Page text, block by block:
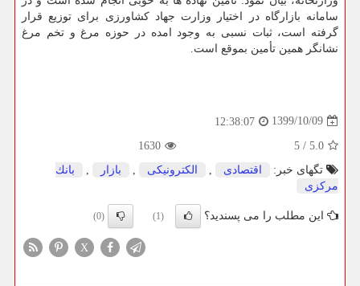
سامانه بازارگاه در اختیار وزارت جهاد کشاورزی برای توزیع قرار
گرفته است، ثبات نسبی به وجود امده در حوزه مرغ و تخم مرغ
نشانگر همین تأمین بموقع است.
1399/10/09
12:38:07
5.0
/
5
1630
تگهای خبر:
اقتصادی , الكترونیكی , بازار ,
بانك
مركزی
این مطلب را می پسندید؟ (1)
(0)
X